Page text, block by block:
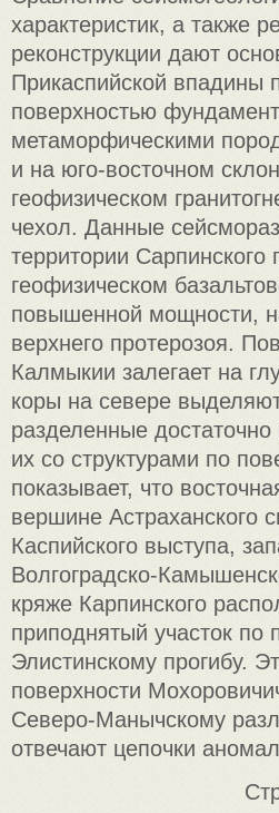
характеристик, а также
реконструкции дают
Прикаспийской впадины
поверхностью
метаморфическими
и на юго-восточном
геофизическом
чехол. Данные
территории Сарпинского
геофизическом
повышенной мощности,
верхнего протерозоя.
Калмыкии залегает на
коры на севере
разделенные
их со структурами по
показывает, что
вершине Астраханского
Каспийского выступа,
Волгоградско-
кряже Карпинского
приподнятый участок
Элистинскому прогибу.
поверхности
Северо-Манычскому
отвечают цепочки